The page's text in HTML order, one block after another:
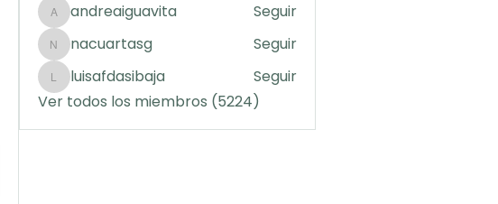
andreaiguavita
andreaiguavita Seguir
nacuartasg
nacuartasg Seguir
luisafdasibaja
luisafdasibaja
Seguir
Ver todos los miembros (5224)